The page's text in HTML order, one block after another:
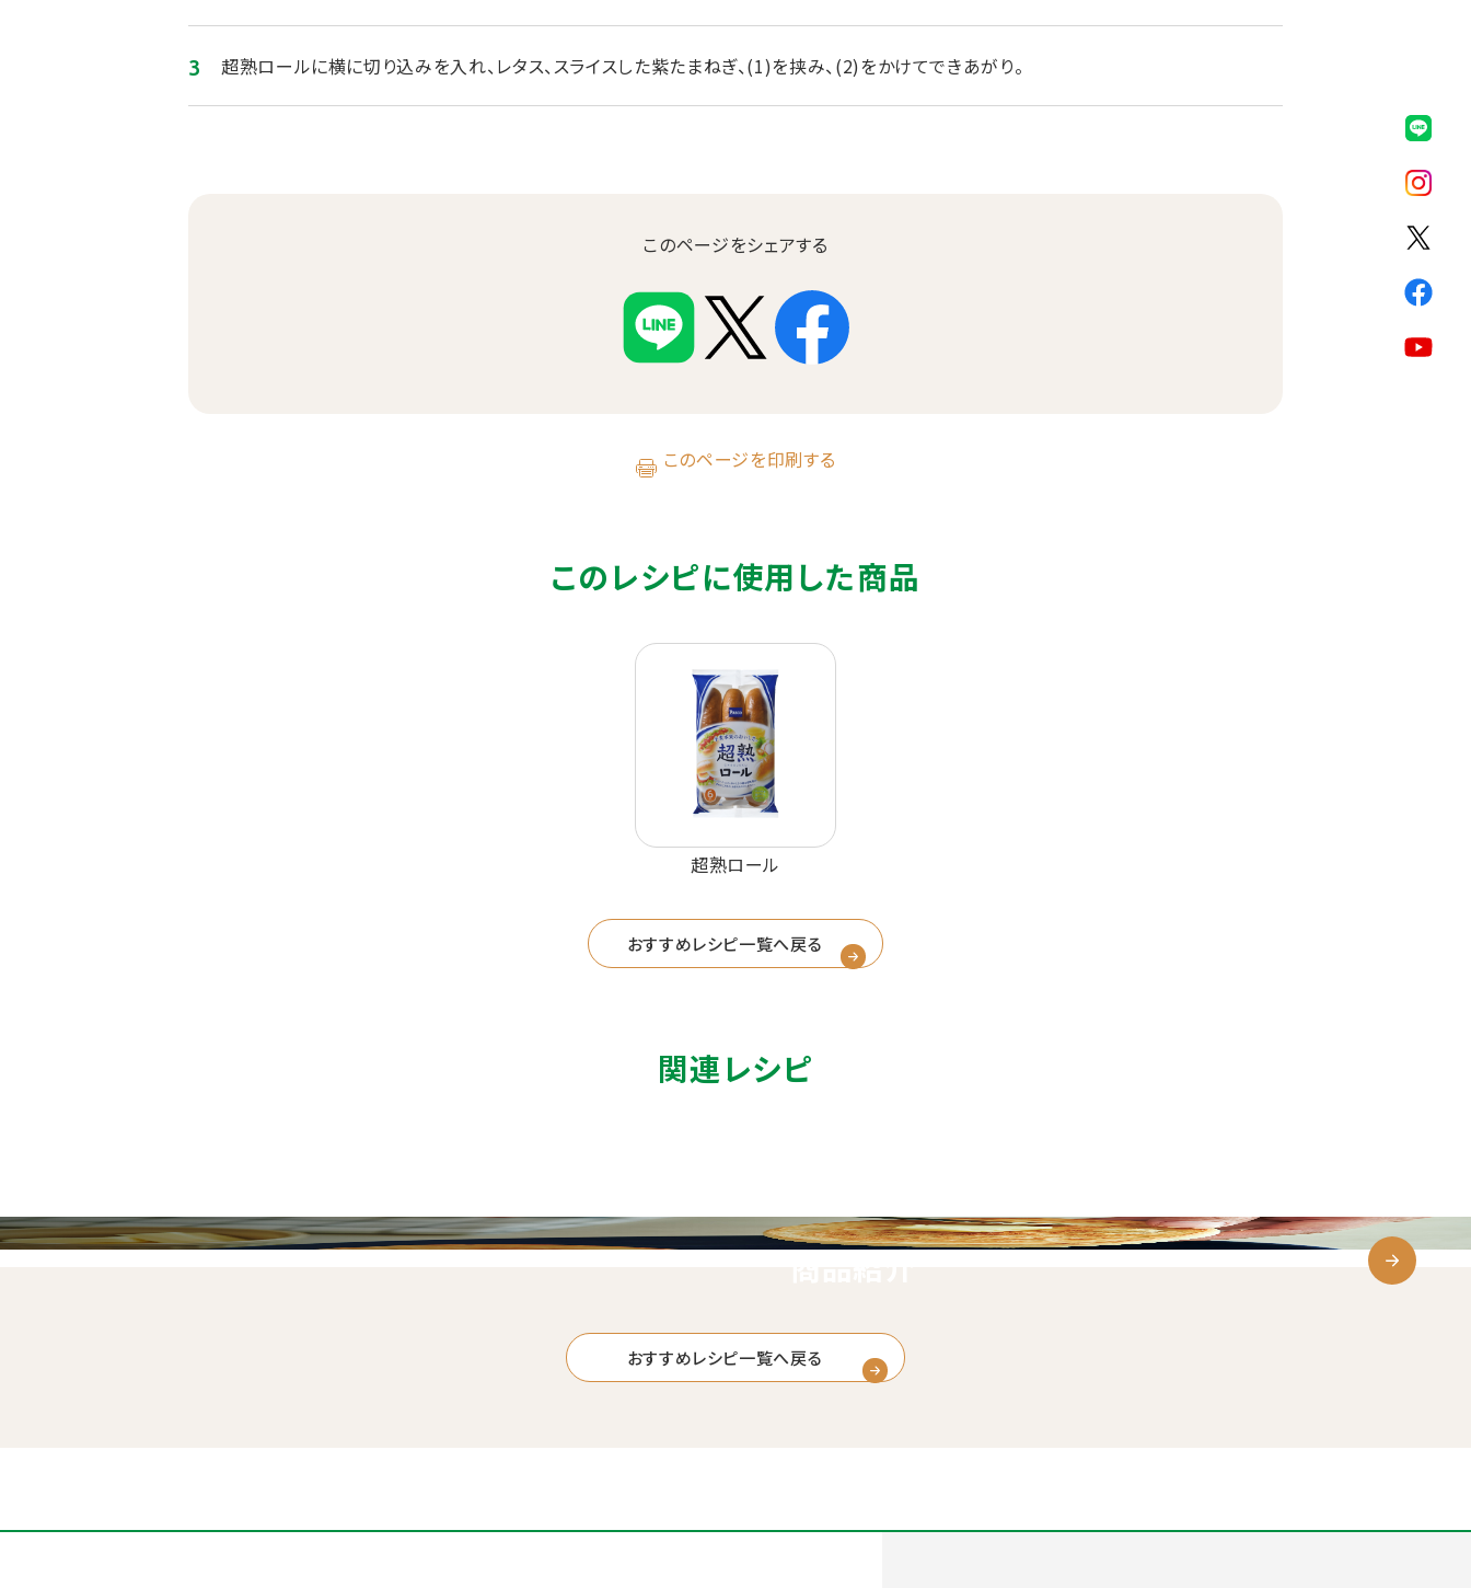
超熟ロールに横に切り込みを入れ、レタス、スライスした紫たまねぎ、(1)を挟み、(2)をかけてできあがり。
このページをシェアする
このページを印刷する
このレシピに使用した商品
超熟ロール
おすすめレシピ一覧へ戻る
関連レシピ
おすすめレシピ一覧へ戻る